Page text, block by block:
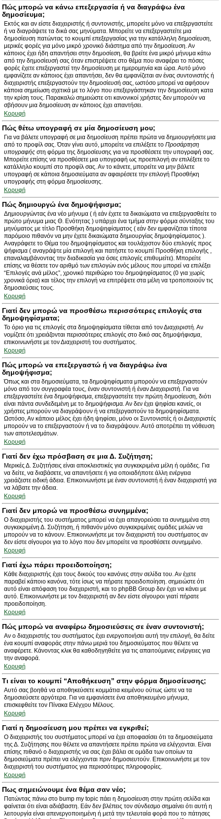
Πώς μπορώ να κάνω επεξεργασία ή να διαγράψω ένα
δημοσίευμα;
Εκτός και αν είστε διαχειριστής ή συντονιστής, μπορείτε μόνο να επεξεργαστείτε
ή να διαγράψετε τα δικά σας μηνύματα. Μπορείτε να επεξεργαστείτε μια
δημοσίευση πατώντας το κουμπί επεξεργασίας για την κατάλληλη δημοσίευση,
μερικές φορές για μόνο μικρό χρονικό διάστημα από την δημοσίευση. Αν
κάποιος έχει ήδη απαντήσει στην δημοσίεση, θα βρείτε ένα μικρό μήνυμα κάτω
από την δημοσίευσή σας όταν επιστρέψετε στο θέμα που αναφέρει το πόσες
φορές έχετε επεξεργαστεί την δημοσίευση με ημερομηνία και ώρα. Αυτό μόνο
εμφανίζετε αν κάποιος έχει απαντήσει, δεν θα εμφανίζεται αν ένας συντονιστής ή
διαχειριστής επεξεργαστούν την δημοσίευσή σας, ωστόσο μπορεί να αφήσουν
κάποια σημείωση σχετικά με το λόγο που επεξεργάστηκαν την δημοσίευση κατα
την κρίση τους. Παρακαλώ σημειώστε οτι κανονικοί χρήστες δεν μπορούν να
σβήσουν μια δημοσίευση αν κάποιος έχει απαντήσει.
Κορυφή
Πώς θέτω υπογραφή σε μία δημοσίευση μου;
Για να βάλετε υπογραφή σε μια δημοσίευση πρέπει πρώτα να δημιουργήσετε μια
από το προφίλ σας. Όταν γίνει αυτό, μπορείτε να επιλέξετε το Προσάρτηση
υπογραφής στη φόρμα της δημοσίευσης για να προσθέσετε την υπογραφή σας.
Μπορείτε επίσης να προσθέσετε μια υπογραφή ως προεπιλογή αν επιλέξετε το
κατάλληλο κουμπί στο προφίλ σας. Αν το κάνετε, μπορείτε να μην βάλετε
υπογραφή σε κάποια δημοσιεύματα αν αφαιρέσετε την επιλογή Προσθήκη
υπογραφής στη φόρμα δημοσίευσης.
Κορυφή
Πώς δημιουργώ ένα δημοψήφισμα;
Δημιουργώντας ένα νέο μήνυμα ( ή εάν έχετε τα δικαιώματα να επεξεργασθείτε το
πρώτο μήνυμα μιας Θ. Ενότητας ) υπάρχει ένα τμήμα στην φόρμα σύνταξης του
μηνύματος με τίτλο Προσθήκη δημοψηφίσματος ( εάν δεν εμφανίζεται τίποτα
παρόμοιο πιθανόν να μην έχετε δικαιώματα δημιουργίας δημοψηφίσματος ).
Αναγράφετε το Θέμα του δημοψηφίσματος και τουλάχιστον δύο επιλογές προς
ψήφισμα ( αναγράψτε μία επιλογή και πατήστε το κουμπί Προσθήκη επιλογής ,
επαναλαμβάνοντας την διαδικασία για όσες επιλογές επιθυμείτε). Μπορείτε
επίσης να θέσετε τον αριθμό των επιλογών ενός μέλους που μπορεί να επιλέξει
“Επιλογές ανά μέλος”, χρονικό περιθώριο του δημοψηφίσματος (0 για χωρίς
χρονικά όρια) και τέλος την επιλογή να επιτρέψετε στα μέλη να τροποποιούν τις
δημοσιεύσεις τους.
Κορυφή
Γιατί δεν μπορώ να προσθέσω περισσότερες επιλογές στα
δημοψηφίσματα;
Το όριο για τις επιλογές στα δημοψηφίσματα τίθεται από τον Διαχειριστή. Αν
νομίζετε ότι χρειάζονται περισσότερες επιλογές στο δικό σας δημοψήφισμα,
επικοινωνήστε με τον Διαχειριστή του συστήματος.
Κορυφή
Πώς μπορώ να επεξεργαστώ ή να διαγράψω ένα
δημοψήφισμα;
Όπως και στα δημοσιεύματα, τα δημοψηφίσματα μπορούν να επεξεργαστούν
μόνο από τον συγγραφέα τους, έναν συντονιστή ή έναν Διαχειριστή. Για να
επεξεργαστείτε ένα δημοψήφισμα, επεξεργαστείτε την πρώτη δημοσίευση, διότι
είναι πάντα συνδεδεμένη με το δημοψήφισμα. Αν δεν έχει ψηφίσει κανείς, οι
χρήστες μπορούν να διαγράψουν ή να επεξεργαστούν τα δημοψηφίσματα.
Ωστόσο, Αν κάποιο μέλος έχει ήδη ψηφίσει, μόνο οι Συντονιστές ή οι Διαχειριστές
μπορούν να το επεξεργαστούν ή να το διαγράψουν. Αυτό αποτρέπει τη νόθευση
των αποτελεσμάτων.
Κορυφή
Γιατί δεν έχω πρόσβαση σε μια Δ. Συζήτηση;
Μερικές Δ. Συζητήσεις είναι αποκλειστικές για συγκεκριμένα μέλη ή ομάδες. Για
να δείτε, να διαβάσετε, να απαντήσετε ή για οποιαδήποτε άλλη ενέργεια
χρειάζεστε ειδική άδεια. Επικοινωνήστε με έναν συντονιστή ή έναν διαχειριστή για
να λάβατε την άδεια.
Κορυφή
Γιατί δεν μπορώ να προσθέσω συνημμένα;
Ο διαχειριστής του συστήματος μπορεί να έχει απαγορεύσει τα συνημμένα στη
συγκεκριμένη Δ. Συζήτηση, ή πιθανόν μόνο συγκεκριμένες ομάδες μελών να
μπορούν να το κάνουν. Επικοινωνήστε με τον διαχειριστή του συστήματος αν
δεν είστε σίγουροι για το λόγο που δεν μπορείτε να προσθέσετε συνημμένο.
Κορυφή
Γιατί έχω πάρει προειδοποίηση;
Κάθε διαχειριστής έχει τους δικούς του κανόνες στην σελίδα του. Αν έχετε
παραβεί κάποιο κανόνα, τότε ίσως να πήρατε προειδοποίηση. σημειώστε ότι
αυτό είναι απόφαση του διαχειριστή, και το phpBB Group δεν έχει να κάνει με
αυτό. Επικοινωνήστε με τον διαχειριστή αν δεν είστε σίγουροι γιατί πήρατε
προειδοποίηση.
Κορυφή
Πώς μπορώ να αναφέρω δημοσιεύσεις σε έναν συντονιστή;
Αν ο διαχειριστής του συστήματος έχει ενεργοποιήσει αυτή την επιλογή, θα δείτε
ένα κουμπί αναφοράς στην πάνω μεριά του δημοσιεύματος που θέλετε να
αναφέρετε. Κάνοντας κλικ θα καθοδηγηθείτε για τις απαιτούμενες ενέργειες για
την αναφορά.
Κορυφή
Τι είναι το κουμπί “Αποθήκευση” στην φόρμα δημοσίευσης;
Αυτό σας βοηθά να αποθηκεύσετε κομμάτια κειμένου ούτως ώστε να τα
δημοσιεύσετε αργότερα. Για να εμφανίσετε ένα αποθηκευμένο μήνυμα,
επισκεφθείτε τον Πίνακα Ελέγχου Μέλους.
Κορυφή
Γιατί η δημοσίευση μου πρέπει να εγκριθεί;
Ο διαχειριστής του συστήματος μπορεί να έχει αποφασίσει ότι τα δημοσιεύματα
της Δ. Συζήτησης που θέλετε να απαντήσετε πρέπει πρώτα να ελέγχονται. Είναι
επίσης πιθανό ο διαχειριστής να σας έχει βάλει σε ομάδα των οποίων τα
δημοσιεύματα πρέπει να ελέγχονται πριν δημοσιευτούν. Επικοινωνήστε με τον
διαχειριστή του συστήματος για περισσότερες πληροφορίες.
Κορυφή
Πως σημειώνουμε ένα θέμα σαν νέο;
Πατώντας πάνω στο bump my topic πάει η δημοσίευση στην πρώτη σελίδα και
φαίνεται ότι είναι αδιάβαστη. Εάν δεν βλέπεις τον σύνδεσμο σημαίνει ότι αυτή η
λειτουργία είναι απενεργοποιημένη ή μετά την τελευταία φορά που το πάτησες